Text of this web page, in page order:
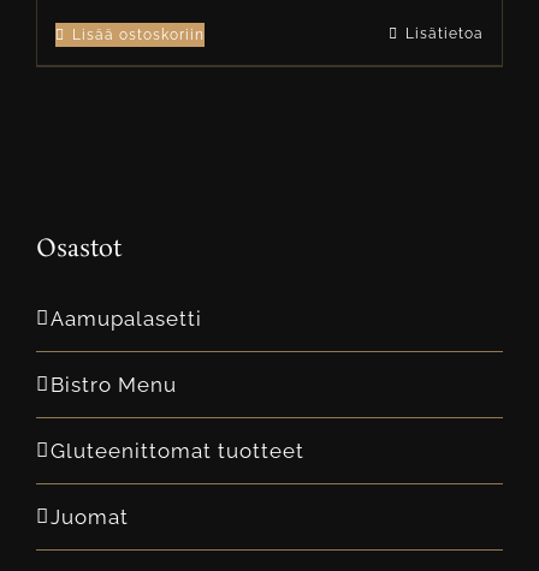
Lisää ostoskoriin Lisätietoa
Osastot
Aamupalasetti
Bistro Menu
Gluteenittomat tuotteet
Juomat